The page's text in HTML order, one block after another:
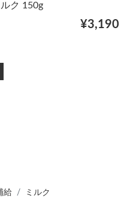
ルク 150g
¥3,190
給 ミルク